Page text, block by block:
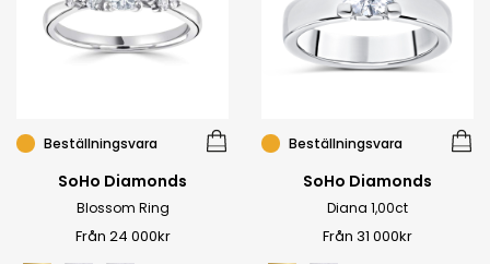
Beställningsvara
SoHo Diamonds
Blossom Ring
Från 24 000kr
Beställningsvara
SoHo Diamonds
Diana 1,00ct
Från 31 000kr